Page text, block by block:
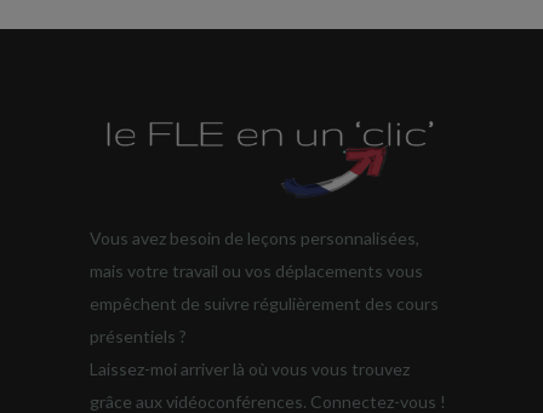
Vous avez besoin de leçons personnalisées,
mais votre travail ou vos déplacements vous
empêchent de suivre régulièrement des cours
présentiels ?
Laissez-moi arriver là où vous vous trouvez
grâce aux vidéoconférences. Connectez-vous !